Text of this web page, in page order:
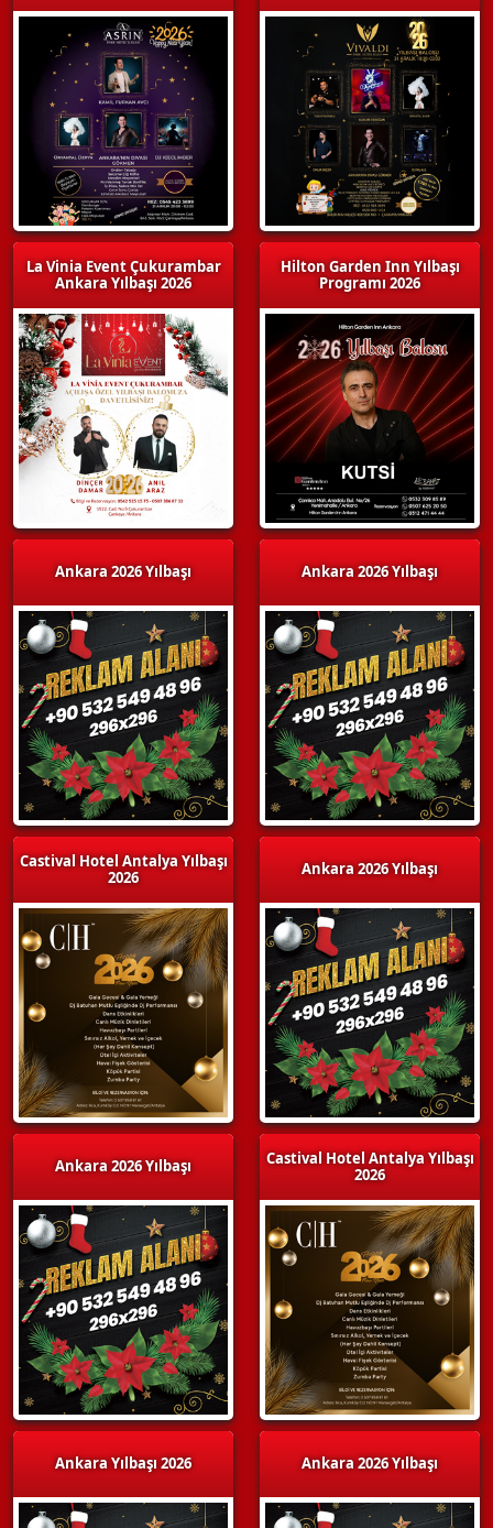
La Vinia Event Çukurambar
Ankara Yılbaşı 2026
Ankara 2026 Yılbaşı
Castival Hotel Antalya Yılbaşı
2026
Ankara 2026 Yılbaşı
Ankara Yılbaşı 2026
Hilton Garden Inn Yılbaşı
Programı 2026
Ankara 2026 Yılbaşı
Ankara 2026 Yılbaşı
Castival Hotel Antalya Yılbaşı
2026
Ankara 2026 Yılbaşı